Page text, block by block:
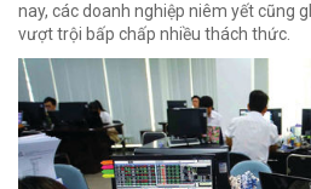
nay, các doanh nghiệp niêm yết cũng
vượt trội bấp chấp nhiều thách thức.